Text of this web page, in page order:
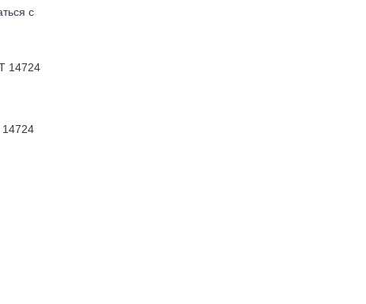
с